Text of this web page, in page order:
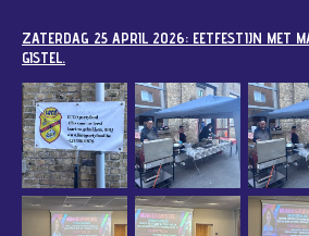
ZATERDAG 25 APRIL 2026: EETFESTIJN MET
GISTEL.